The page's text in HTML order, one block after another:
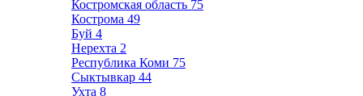
Костромская область 75
Кострома 49
Буй 4
Нерехта 2
Республика Коми 75
Сыктывкар 44
Ухта 8